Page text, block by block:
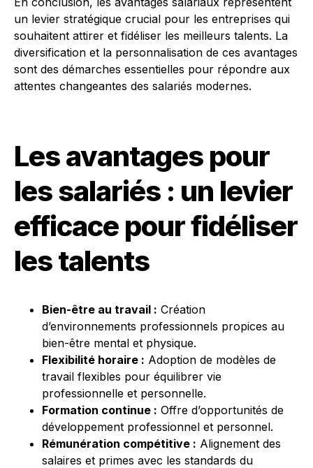
un levier stratégique crucial pour les entreprises qui
souhaitent attirer et fidéliser les meilleurs talents. La
diversification et la personnalisation de ces avantages
sont des démarches essentielles pour répondre aux
attentes changeantes des salariés modernes.
Les avantages pour
les salariés : un levier
efficace pour fidéliser
les talents
Bien-être au travail : Création
d’environnements professionnels propices au
bien-être mental et physique.
Flexibilité horaire : Adoption de modèles de
travail flexibles pour équilibrer vie
professionnelle et personnelle.
Formation continue : Offre d’opportunités de
développement professionnel et personnel.
Rémunération compétitive : Alignement des
salaires et primes avec les standards du